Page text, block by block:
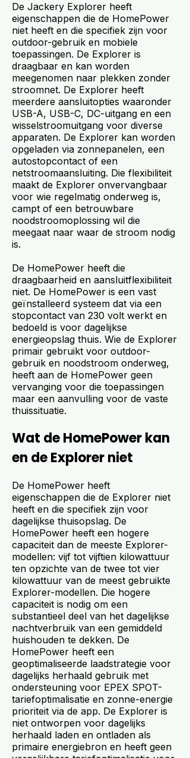
De Jackery Explorer heeft
eigenschappen die de HomePower
niet heeft en die specifiek zijn voor
outdoor-gebruik en mobiele
toepassingen. De Explorer is
draagbaar en kan worden
meegenomen naar plekken zonder
stroomnet. De Explorer heeft
meerdere aansluitopties waaronder
USB-A, USB-C, DC-uitgang en een
wisselstroomuitgang voor diverse
apparaten. De Explorer kan worden
opgeladen via zonnepanelen, een
autostopcontact of een
netstroomaansluiting. Die flexibiliteit
maakt de Explorer onvervangbaar
voor wie regelmatig onderweg is,
campt of een betrouwbare
noodstroomoplossing wil die
meegaat naar waar de stroom nodig
is.
De HomePower heeft die
draagbaarheid en aansluitflexibiliteit
niet. De HomePower is een vast
geïnstalleerd systeem dat via een
stopcontact van 230 volt werkt en
bedoeld is voor dagelijkse
energieopslag thuis. Wie de Explorer
primair gebruikt voor outdoor-
gebruik en noodstroom onderweg,
heeft aan de HomePower geen
vervanging voor die toepassingen
maar een aanvulling voor de vaste
thuissituatie.
Wat de HomePower kan
en de Explorer niet
De HomePower heeft
eigenschappen die de Explorer niet
heeft en die specifiek zijn voor
dagelijkse thuisopslag. De
HomePower heeft een hogere
capaciteit dan de meeste Explorer-
modellen: vijf tot vijftien kilowattuur
ten opzichte van de twee tot vier
kilowattuur van de meest gebruikte
Explorer-modellen. Die hogere
capaciteit is nodig om een
substantieel deel van het dagelijkse
nachtverbruik van een gemiddeld
huishouden te dekken. De
HomePower heeft een
geoptimaliseerde laadstrategie voor
dagelijks herhaald gebruik met
ondersteuning voor EPEX SPOT-
tariefoptimalisatie en zonne-energie
prioriteit via de app. De Explorer is
niet ontworpen voor dagelijks
herhaald laden en ontladen als
primaire energiebron en heeft geen